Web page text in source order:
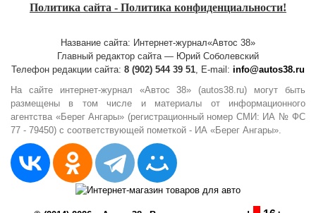
Политика сайта - Политика конфиденциальности!
Название сайта: Интернет-журнал«Автос 38»
Главный редактор сайта — Юрий Соболевский
Телефон редакции сайта: 8 (902) 544 39 51, E-mail: info@autos38.ru
На сайте интернет-журнал «Автос 38» (autos38.ru) могут быть
размещены в том числе и материалы от информационного
агентства «Берег Ангары» (регистрационный номер СМИ: ИА № ФС
77 - 79450) с соответствующей пометкой - ИА «Берег Ангары».